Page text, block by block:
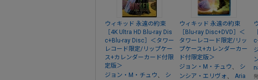
ウィキッド 永遠の約束
［4K Ultra HD Blu-ray Dis
c+Blu-ray Disc］＜タワー
レコード限定/リップケー
ス+カレンダーカード付限
定版＞
ジョン・M・チュウ
シ
ウィキッド 永遠の約束
［Blu-ray Disc+DVD］＜
タワーレコード限定/リッ
プケース+カレンダーカー
ド付限定版＞
ジョン・M・チュウ
シ
ンシア・エリヴォ
Aria